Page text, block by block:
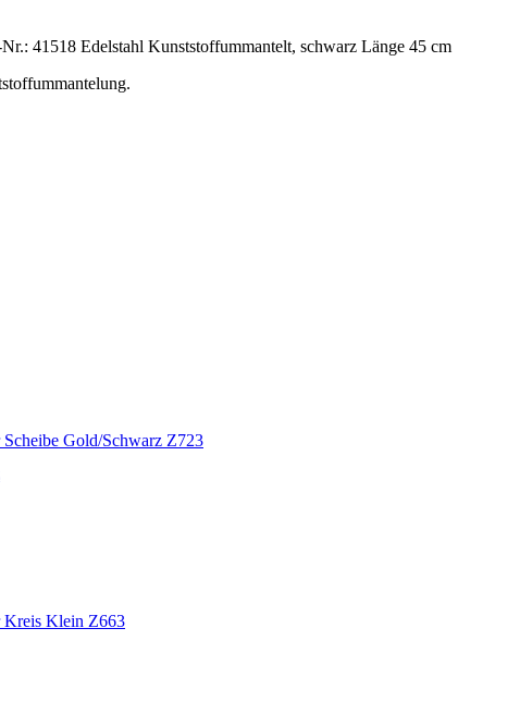
41518 Edelstahl Kunststoffummantelt, schwarz Länge 45 cm